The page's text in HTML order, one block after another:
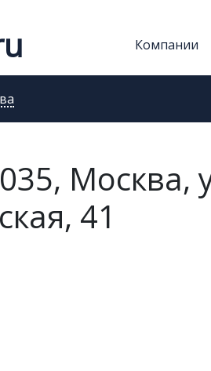
Компании
Москва,
41